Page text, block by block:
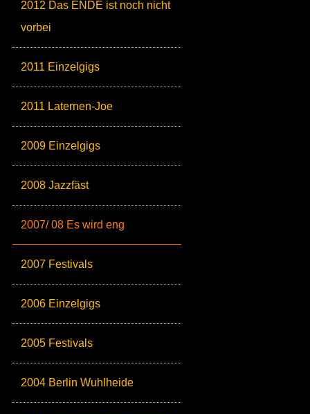
2012 Das ENDE ist noch nicht
vorbei
2011 Einzelgigs
2011 Laternen-Joe
2009 Einzelgigs
2008 Jazzfäst
2007/ 08 Es wird eng
2007 Festivals
2006 Einzelgigs
2005 Festivals
2004 Berlin Wuhlheide